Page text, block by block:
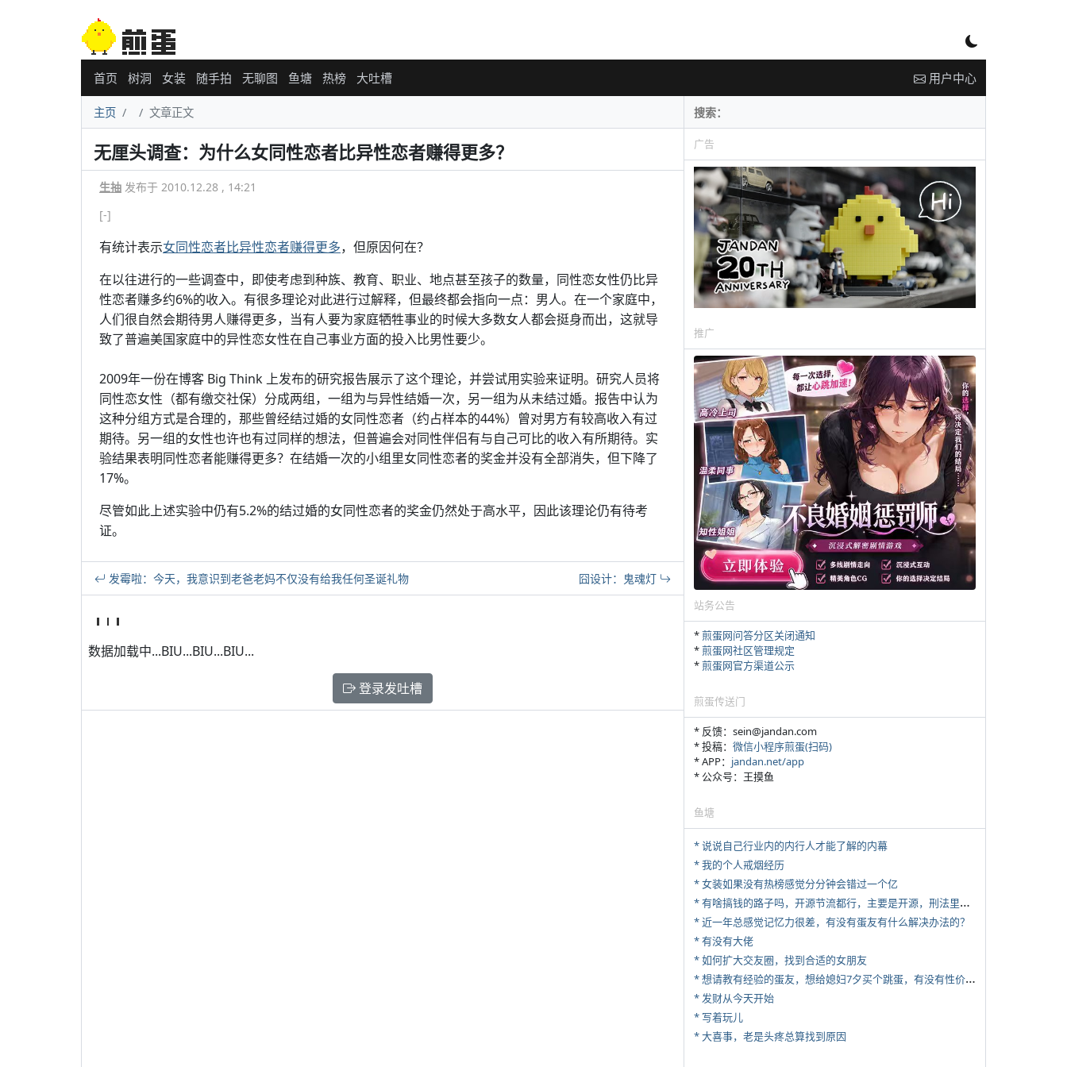
首页 树洞 女装 随手拍 无聊图 鱼塘 热榜 大吐槽 用户中心
主页 文章正文
无厘头调查：为什么女同性恋者比异性恋者赚得更多？
生抽 发布于 2010.12.28 , 14:21
[-]
有统计表示女同性恋者比异性恋者赚得更多，但原因何在？
在以往进行的一些调查中，即使考虑到种族、教育、职业、地点甚至孩子的数量，同性恋女性仍比异
性恋者赚多约6%的收入。有很多理论对此进行过解释，但最终都会指向一点：男人。在一个家庭中，
人们很自然会期待男人赚得更多，当有人要为家庭牺牲事业的时候大多数女人都会挺身而出，这就导
致了普遍美国家庭中的异性恋女性在自己事业方面的投入比男性要少。
2009年一份在博客 Big Think 上发布的研究报告展示了这个理论，并尝试用实验来证明。研究人员将
同性恋女性（都有缴交社保）分成两组，一组为与异性结婚一次，另一组为从未结过婚。报告中认为
这种分组方式是合理的，那些曾经结过婚的女同性恋者（约占样本的44%）曾对男方有较高收入有过
期待。另一组的女性也许也有过同样的想法，但普遍会对同性伴侣有与自己可比的收入有所期待。实
验结果表明同性恋者能赚得更多？在结婚一次的小组里女同性恋者的奖金并没有全部消失，但下降了
17%。
尽管如此上述实验中仍有5.2%的结过婚的女同性恋者的奖金仍然处于高水平，因此该理论仍有待考
证。
发霉啦：今天，我意识到老爸老妈不仅没有给我任何圣诞礼物 囧设计：鬼魂灯
数据加载中...BIU...BIU...BIU...
登录发吐槽
广告
推广
站务公告
*煎蛋网问答分区关闭通知
*煎蛋网社区管理规定
*煎蛋网官方渠道公示
煎蛋传送门
* 反馈：sein@jandan.com
* 投稿： 微信小程序煎蛋(扫码)
* APP： jandan.net/app
* 公众号：王摸鱼
鱼塘
* 说说自己行业内的内行人才能了解的内幕
* 我的个人戒烟经历
* 女装如果没有热榜感觉分分钟会错过一个亿
*
有啥搞钱的路子吗，开源节流都行，主要是开源，刑法里的咱不做
* 近一年总感觉记忆力很差，有没有蛋友有什么解决办法的？
* 有没有大佬
* 如何扩大交友圈，找到合适的女朋友
*
想请教有经验的蛋友，想给媳妇7夕买个跳蛋，有没有性价比高的推荐
* 发财从今天开始
* 写着玩儿
* 大喜事，老是头疼总算找到原因